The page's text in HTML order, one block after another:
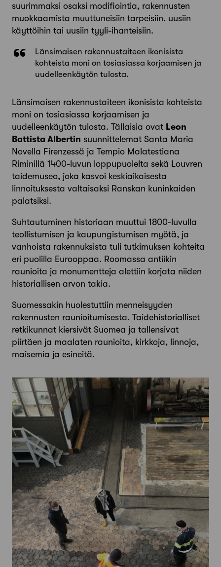
suurimmaksi osaksi modifiointia, rakennusten
muokkaamista muuttuneisiin tarpeisiin, uusiin
käyttöihin tai uusiin tyyli-ihanteisiin.
Länsimaisen rakennustaiteen ikonisista
kohteista moni on tosiasiassa korjaamisen ja
uudelleenkäytön tulosta.
Länsimaisen rakennustaiteen ikonisista kohteista
moni on tosiasiassa korjaamisen ja
uudelleenkäytön tulosta. Tällaisia ovat Leon
Battista Albertin suunnittelemat Santa Maria
Novella Firenzessä ja Tempio Malatestiana
Riminillä 1400-luvun loppupuolelta sekä Louvren
taidemuseo, joka kasvoi keskiaikaisesta
linnoituksesta valtaisaksi Ranskan kuninkaiden
palatsiksi.
Suhtautuminen historiaan muuttui 1800-luvulla
teollistumisen ja kaupungistumisen myötä, ja
vanhoista rakennuksista tuli tutkimuksen kohteita
eri puolilla Eurooppaa. Roomassa antiikin
raunioita ja monumentteja alettiin korjata niiden
historiallisen arvon takia.
Suomessakin huolestuttiin menneisyyden
rakennusten raunioitumisesta. Taidehistorialliset
retkikunnat kiersivät Suomea ja tallensivat
piirtäen ja maalaten raunioita, kirkkoja, linnoja,
maisemia ja esineitä.